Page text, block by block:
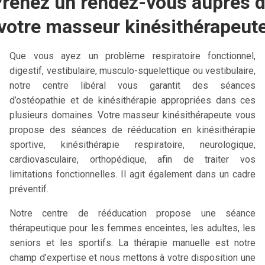
masseur
Que vous ayez un problème respiratoire fonctionnel,
digestif, vestibulaire, musculo-squelettique ou vestibulaire,
notre centre libéral vous garantit des séances
d’ostéopathie et de kinésithérapie appropriées dans ces
plusieurs domaines. Votre masseur kinésithérapeute vous
propose des séances de rééducation en kinésithérapie
sportive, kinésithérapie respiratoire, neurologique,
cardiovasculaire, orthopédique, afin de traiter vos
limitations fonctionnelles. Il agit également dans un cadre
préventif.
Notre centre de rééducation propose une séance
thérapeutique pour les femmes enceintes, les adultes, les
seniors et les sportifs. La thérapie manuelle est notre
champ d’expertise et nous mettons à votre disposition une